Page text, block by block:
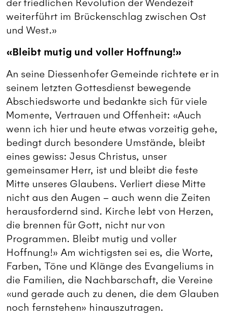
der friedlichen Revolution der Wendezeit
weiterführt im Brückenschlag zwischen Ost
und West.»
«Bleibt mutig und voller Hoffnung!»
An seine Diessenhofer Gemeinde richtete er in
seinem letzten Gottesdienst bewegende
Abschiedsworte und bedankte sich für viele
Momente, Vertrauen und Offenheit: «Auch
wenn ich hier und heute etwas vorzeitig gehe,
bedingt durch besondere Umstände, bleibt
eines gewiss: Jesus Christus, unser
gemeinsamer Herr, ist und bleibt die feste
Mitte unseres Glaubens. Verliert diese Mitte
nicht aus den Augen – auch wenn die Zeiten
herausfordernd sind. Kirche lebt von Herzen,
die brennen für Gott, nicht nur von
Programmen. Bleibt mutig und voller
Hoffnung!» Am wichtigsten sei es, die Worte,
Farben, Töne und Klänge des Evangeliums in
die Familien, die Nachbarschaft, die Vereine
«und gerade auch zu denen, die dem Glauben
noch fernstehen» hinauszutragen.